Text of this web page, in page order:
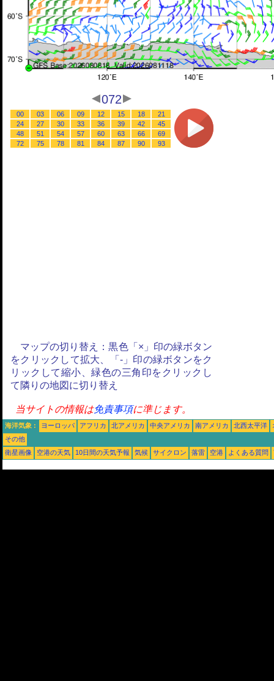
072
00 03 06 09 12 15 18
21
24
27 30 33 36 39 42
45
48
51 54 57 60 63 66
69
72
75 78 81 84 87 90 93
マップの切り替え：黒色「×」印の緑ボタン
をクリックして拡大、「-」印の緑ボタンをク
リックして縮小、緑色の三角印をクリックし
て隣りの地図に切り替え
当サイトの情報は免責事項に準じます。
海洋気象 : ヨーロッパ アフリカ 北アメリカ 中央アメリカ 南アメリカ 北西太平洋
その他
衛星画像
空港の天気 10日間の天気予報 気候 サイクロン 落雷 空港 よくある質問